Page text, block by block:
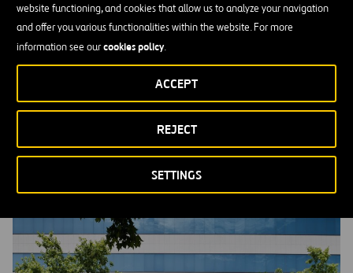
website functioning, and cookies that allow us to analyze your navigation
and offer you various functionalities within the website. For more
information see ourcookies policy.
SETTINGS
REJECT
ACCEPT
Código de Ética y Conducta Empresarial